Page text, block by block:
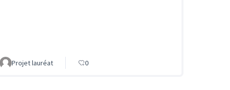
Projet lauréat 0